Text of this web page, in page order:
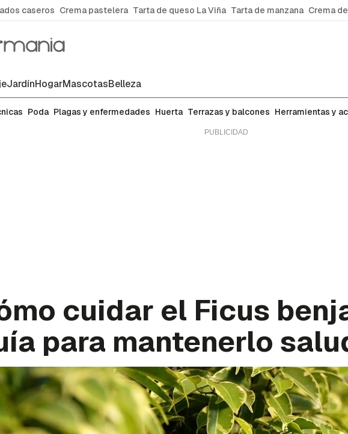
caseros Crema pastelera Tarta de queso La Viña Tarta de manzana Crema
JardínHogarMascotasBelleza
Poda Plagas y enfermedades Huerta Terrazas y balcones Herramientas y
cuidar el Ficus
para mantenerlo